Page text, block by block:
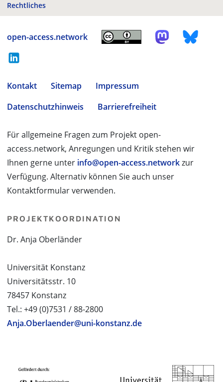
Rechtliches
open-access.network
Kontakt Sitemap
Impressum
Datenschutzhinweis
Barrierefreiheit
Für allgemeine Fragen zum Projekt open-
access.network, Anregungen und Kritik stehen wir
Ihnen gerne unter info@open-access.networkzur
Verfügung. Alternativ können Sie auch unser
Kontaktformular verwenden.
PROJEKTKOORDINATION
Dr. Anja Oberländer
Universität Konstanz
Universitätsstr. 10
78457 Konstanz
Tel.: +49 (0)7531 / 88-2800
Anja.Oberlaender@uni-konstanz.de